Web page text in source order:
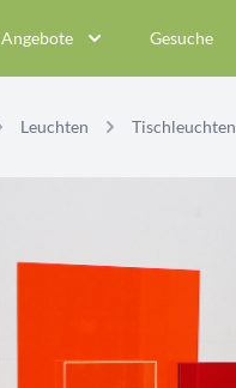
Angebote Gesuche
Leuchten Tischleuchten